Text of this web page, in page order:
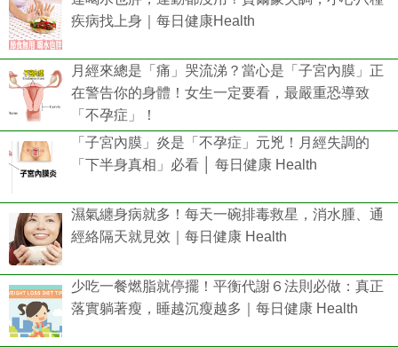
疾病找上身｜每日健康Health
月經來總是「痛」哭流涕？當心是「子宮內膜」正
在警告你的身體！女生一定要看，最嚴重恐導致
「不孕症」！
「子宮內膜」炎是「不孕症」元兇！月經失調的
「下半身真相」必看 │ 每日健康 Health
濕氣纏身病就多！每天一碗排毒救星，消水腫、通
經絡隔天就見效｜每日健康 Health
少吃一餐燃脂就停擺！平衡代謝６法則必做：真正
落實躺著瘦，睡越沉瘦越多｜每日健康 Health